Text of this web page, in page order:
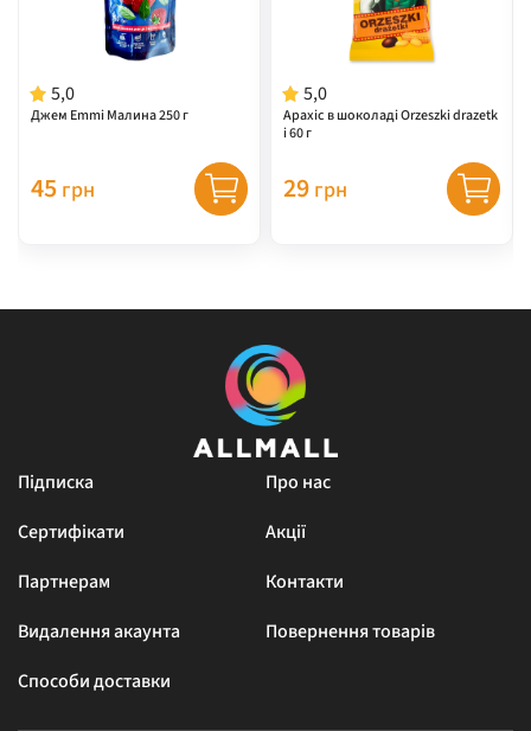
5,0
Джем Emmi Малина 250 г
45 грн
5,0
Арахіс в шоколаді Orzeszki drazetk
i 60 г
29 грн
Підписка
Про нас
Сертифікати
Акції
Партнерам
Контакти
Видалення акаунта
Повернення товарів
Способи доставки